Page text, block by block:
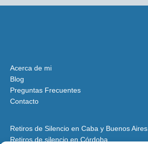
Acerca de mi
Blog
Preguntas Frecuentes
Contacto
Retiros de Silencio en Caba y Buenos Aires.
Retiros de silencio en Córdoba